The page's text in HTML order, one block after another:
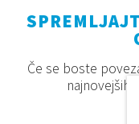
Če se boste
najnovejših